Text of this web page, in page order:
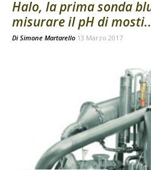
Halo, la prima sonda
misurare il pH di
Di Simone Martarello 13 Marzo 2017